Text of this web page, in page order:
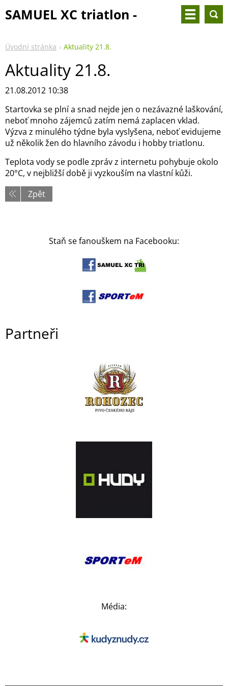
SAMUEL XC triatlon -
Úvodní stránka Aktuality 21.8.
Aktuality 21.8.
21.08.2012 10:38
Startovka se plní a snad nejde jen o nezávazné laškování,
neboť mnoho zájemců zatím nemá zaplacen vklad.
Výzva z minulého týdne byla vyslyšena, neboť evidujeme
už několik žen do hlavního závodu i hobby triatlonu.
Teplota vody se podle zpráv z internetu pohybuje okolo
20°C, v nejbližší době ji vyzkouším na vlastní kůži.
Zpět
Staň se fanouškem na Facebooku:
Partneři
Média: